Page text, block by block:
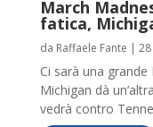
March
fatica,
da Raffaele Fante |
Ci sarà una
Michigan dà
vedrà contro